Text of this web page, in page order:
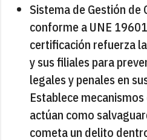
Sistema de Gestión de
conforme a UNE
certificación refuerza
y sus filiales para
legales y penales en
Establece
actúan como
cometa un delito